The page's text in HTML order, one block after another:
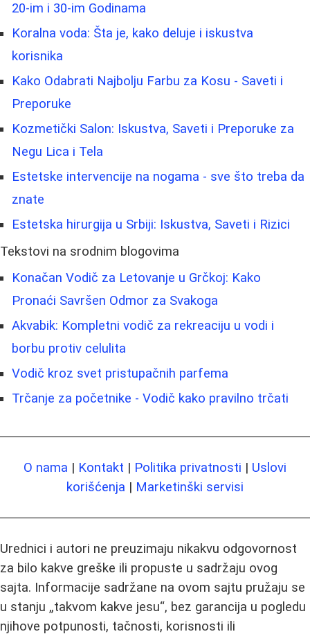
20-im i 30-im Godinama
Koralna voda: Šta je, kako deluje i iskustva
korisnika
Kako Odabrati Najbolju Farbu za Kosu - Saveti i
Preporuke
Kozmetički Salon: Iskustva, Saveti i Preporuke za
Negu Lica i Tela
Estetske intervencije na nogama - sve što treba da
znate
Estetska hirurgija u Srbiji: Iskustva, Saveti i Rizici
Tekstovi na srodnim blogovima
Konačan Vodič za Letovanje u Grčkoj: Kako
Pronaći Savršen Odmor za Svakoga
Akvabik: Kompletni vodič za rekreaciju u vodi i
borbu protiv celulita
Vodič kroz svet pristupačnih parfema
Trčanje za početnike - Vodič kako pravilno trčati
O nama | Kontakt | Politika privatnosti | Uslovi
korišćenja | Marketinški servisi
Urednici i autori ne preuzimaju nikakvu odgovornost
za bilo kakve greške ili propuste u sadržaju ovog
sajta. Informacije sadržane na ovom sajtu pružaju se
u stanju „takvom kakve jesu“, bez garancija u pogledu
njihove potpunosti, tačnosti, korisnosti ili